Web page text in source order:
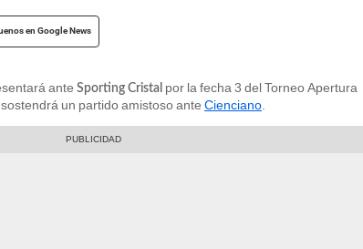
en Google News
ante Sporting Cristal por la fecha 3 del Torneo Apertura
un partido amistoso ante Cienciano